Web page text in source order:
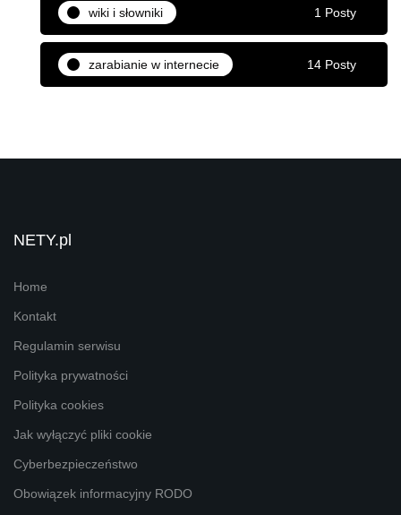
wiki i słowniki 1 Posty
zarabianie w internecie 14 Posty
NETY.pl
Home
Kontakt
Regulamin serwisu
Polityka prywatności
Polityka cookies
Jak wyłączyć pliki cookie
Cyberbezpieczeństwo
Obowiązek informacyjny RODO